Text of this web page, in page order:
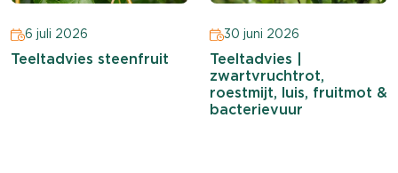
6 juli 2026
Teeltadvies steenfruit
30 juni 2026
Teeltadvies |
zwartvruchtrot,
roestmijt, luis, fruitmot &
bacterievuur